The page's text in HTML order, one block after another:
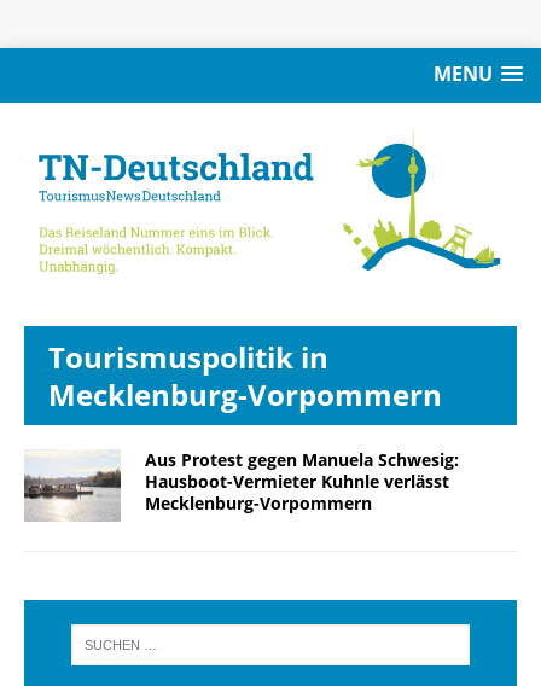
MENU
Tourismuspolitik in
Mecklenburg-Vorpommern
Aus Protest gegen Manuela Schwesig:
Hausboot-Vermieter Kuhnle verlässt
Mecklenburg-Vorpommern